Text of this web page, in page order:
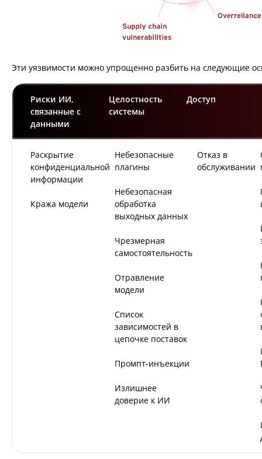
Эти уязвимости можно упрощенно разбить на следующие
Риски ИИ,
связанные с
данными
Целостность
системы
Доступ
Раскрытие
конфиденциальной
информации
Кража модели
Небезопасные
плагины
Небезопасная
обработка
выходных данных
Чрезмерная
самостоятельность
Отравление
модели
Список
зависимостей в
цепочке поставок
Промпт-инъекции
Излишнее
доверие к ИИ
Отказ в
обслуживании